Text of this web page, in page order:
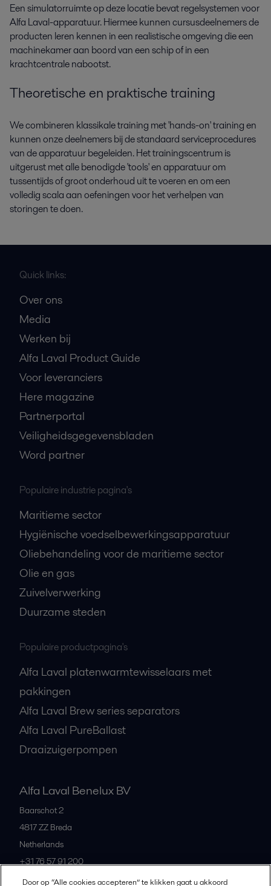
Een simulatorruimte op deze locatie bevat regelsystemen voor
Alfa Laval-apparatuur. Hiermee kunnen cursusdeelnemers de
producten leren kennen in een realistische omgeving die een
machinekamer aan boord van een schip of in een
krachtcentrale nabootst.
Theoretische en praktische training
We combineren klassikale training met 'hands-on' training en
kunnen onze deelnemers bij de standaard serviceprocedures
van de apparatuur begeleiden. Het trainingscentrum is
uitgerust met alle benodigde 'tools' en apparatuur om
tussentijds of groot onderhoud uit te voeren en om een
volledig scala aan oefeningen voor het verhelpen van
storingen te doen.
Quick links:
Over ons
Media
Werken bij
Alfa Laval Product Guide
Voor leveranciers
Here magazine
Partnerportal
Veiligheidsgegevensbladen
Word partner
Populaire industrie pagina's
Maritieme sector
Hygiënische voedselbewerkingsapparatuur
Oliebehandeling voor de maritieme sector
Olie en gas
Zuivelverwerking
Duurzame steden
Populaire productpagina's
Alfa Laval platenwarmtewisselaars met
pakkingen
Alfa Laval Brew series separators
Alfa Laval PureBallast
Draaizuigerpompen
Alfa Laval Benelux BV
Baarschot 2
4817 ZZ Breda
Netherlands
+31 76 57 91 200
Door op “Alle cookies accepteren” te klikken gaat u akkoord